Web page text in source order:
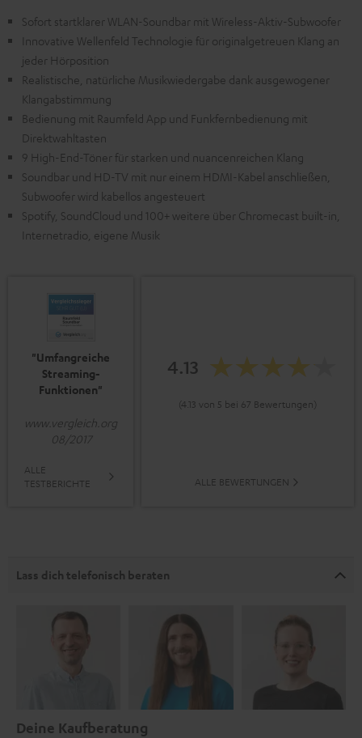
Sofort startklarer WLAN-Soundbar mit Wireless-Aktiv-Subwoofer
Innovative Wellenfeld Technologie für originalgetreuen Klang an
jeder Hörposition
Realistische, natürliche Musikwiedergabe dank ausgewogener
Klangabstimmung
Bedienung mit Raumfeld App und Funkfernbedienung mit
Direktwahltasten
9 High-End-Töner für starken und nuancenreichen Klang
Soundbar und HD-TV mit nur einem HDMI-Kabel anschließen,
Subwoofer wird kabellos angesteuert
Spotify, SoundCloud und 100+ weitere über Chromecast built-in,
Internetradio, eigene Musik
"Umfangreiche
Streaming-
Funktionen"
www.vergleich.org
08/2017
ALLE
TESTBERICHTE
4.13
(4.13 von 5 bei 67 Bewertungen)
ALLE BEWERTUNGEN
Lass dich telefonisch beraten
Deine Kaufberatung